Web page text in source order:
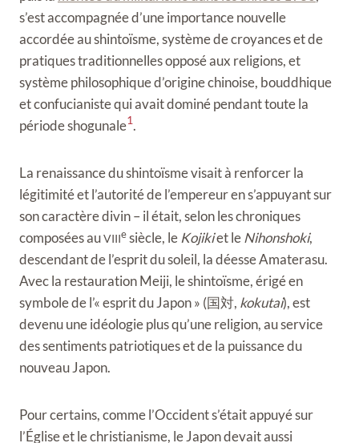
s’est accompagnée d’une importance nouvelle
accordée au shintoïsme, système de croyances et de
pratiques traditionnelles opposé aux religions, et
système philosophique d’origine chinoise, bouddhique
et confucianiste qui avait dominé pendant toute la
période shogunale1.
La renaissance du shintoïsme visait à renforcer la
légitimité et l’autorité de l’empereur en s’appuyant sur
son caractère divin – il était, selon les chroniques
composées auVIIIesiècle, le Kojikiet leNihonshoki,
descendant de l’esprit du soleil, la déesse Amaterasu.
Avec la restauration Meiji, le shintoïsme, érigé en
symbole de l’« esprit du Japon » (国対, kokutai), est
devenu une idéologie plus qu’une religion, au service
des sentiments patriotiques et de la puissance du
nouveau Japon.
Pour certains, comme l’Occident s’était appuyé sur
l’Église et le christianisme, le Japon devait aussi